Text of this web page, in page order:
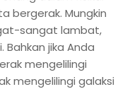
bergerak. Mungkin
sangat lambat,
jika Anda
mengelilingi
mengelilingi galaksi